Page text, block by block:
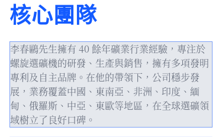
核心團隊
李春鷗先生擁有 40 餘年礦業行業經驗，專注於
螺旋選礦機的研發、生產與銷售，擁有多項發明
專利及自主品牌。在他的帶領下，公司穩步發
展，業務覆蓋中國、東南亞、非洲、印度、緬
甸、俄羅斯、中亞、東歐等地區，在全球選礦領
域樹立了良好口碑。